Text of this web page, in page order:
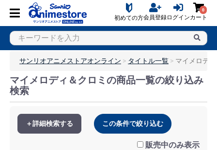
初めての方会員登録ログイン
0
カート
サンリオアニメストアオンライン タイトル一覧 マイメロデ
マイメロディ＆クロミの商品一覧の絞り込み
検索
＋詳細検索する この条件で絞り込む
販売中のみ表示